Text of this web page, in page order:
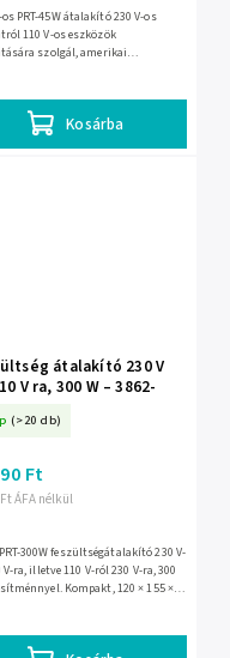
Kosárba
os PRT-45W átalakító 230 V-os
110 V-os eszközök
szolgál, amerikai
átalakító 230 V
V ra, 300 W – 3862-
(>20 db)
Ft ÁFA nélkül
Ft
300W feszültségátalakító 230 V-
ra, illetve 110 V-ról 230 V-ra, 300
Kompakt, 120 × 155 ×